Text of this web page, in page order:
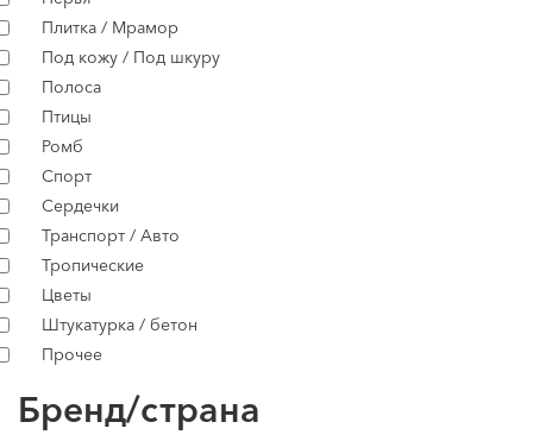
Плитка / Мрамор
Под кожу / Под шкуру
Полоса
Птицы
Ромб
Спорт
Сердечки
Транспорт / Авто
Тропические
Цветы
Штукатурка / бетон
Прочее
Бренд/страна